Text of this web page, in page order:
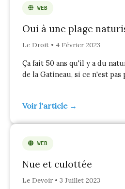
WEB
Oui à une plage
Le Droit • 4 Février 2023
Ça fait 50 ans qu'il y a du
de la Gatineau, si ce n'est pas
Voir l'article →
WEB
Nue et culottée
Le Devoir • 3 Juillet 2023